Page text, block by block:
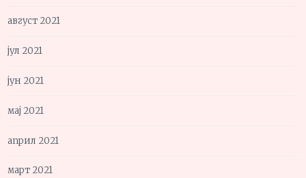
август 2021
јул 2021
јун 2021
мај 2021
април 2021
март 2021